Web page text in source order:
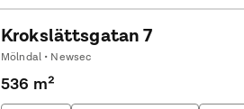
Krokslättsgatan 7
Mölndal • Newsec
536 m²